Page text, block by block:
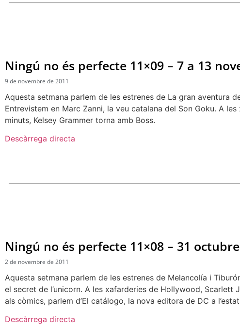
Ningú no és perfecte 11×09 – 7 a 13
9 de novembre de 2011
Aquesta setmana parlem de les estrenes de La gran aventura
Entrevistem en Marc Zanni, la veu catalana del Son Goku. A
minuts, Kelsey Grammer torna amb Boss.
Descàrrega directa
Ningú no és perfecte 11×08 – 31
2 de novembre de 2011
Aquesta setmana parlem de les estrenes de Melancolía i
el secret de l’unicorn. A les xafarderies de Hollywood,
als còmics, parlem d’El catálogo, la nova editora de DC a
Descàrrega directa